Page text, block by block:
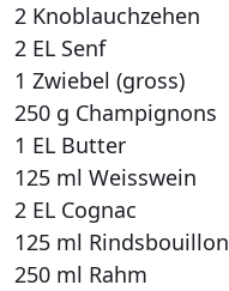
2 Knoblauchzehen
2 EL Senf
1 Zwiebel (gross)
250 g Champignons
1 EL Butter
125 ml Weisswein
2 EL Cognac
125 ml Rindsbouillon
250 ml Rahm